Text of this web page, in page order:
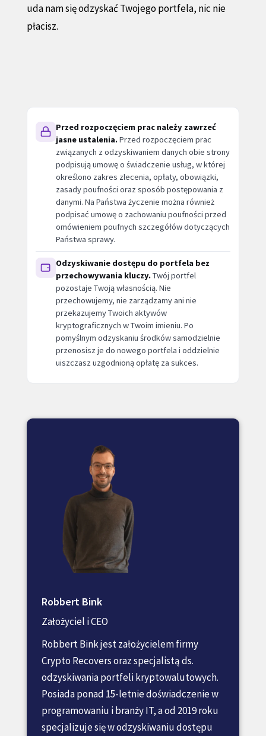
uda nam się odzyskać Twojego portfela, nic nie
płacisz.
Przed rozpoczęciem prac należy zawrzeć
jasne ustalenia.Przed rozpoczęciem prac
związanych z odzyskiwaniem danych obie strony
podpisują umowę o świadczenie usług, w której
określono zakres zlecenia, opłaty, obowiązki,
zasady poufności oraz sposób postępowania z
danymi. Na Państwa życzenie można również
podpisać umowę o zachowaniu poufności przed
omówieniem poufnych szczegółów dotyczących
Państwa sprawy.
Odzyskiwanie dostępu do portfela bez
przechowywania kluczy.Twój portfel
pozostaje Twoją własnością. Nie
przechowujemy, nie zarządzamy ani nie
przekazujemy Twoich aktywów
kryptograficznych w Twoim imieniu. Po
pomyślnym odzyskaniu środków samodzielnie
przenosisz je do nowego portfela i oddzielnie
uiszczasz uzgodnioną opłatę za sukces.
Robbert Bink
Założyciel i CEO
Robbert Bink jest założycielem firmy
Crypto Recovers oraz specjalistą ds.
odzyskiwania portfeli kryptowalutowych.
Posiada ponad 15-letnie doświadczenie w
programowaniu i branży IT, a od 2019 roku
specjalizuje się w odzyskiwaniu dostępu